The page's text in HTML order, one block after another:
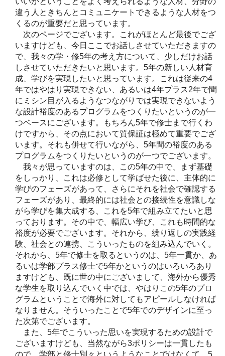
違う人ときちんとコミュニケートできるような人材をつ
くるのが重要だと思っています。
次のページでございます。これがほとんど最後でござ
いますけども、今日ここでお話しさせていただきますの
で、我々の学・修5年の考え方について、少しだけお話
しさせていただきたいと思います。5年の新しい人材育
成、学びを実現したいと思っています。これは従来の4
年ではやはり実現できない、あるいは4年プラス2年で間
にミシン目が入るようなつながりでは実現できないよう
な設計裕度のあるプログラムをつくりたいというのが一
つベースにございます。もちろん5年で修士まで行くわ
けですから、その点において質保証は極めて重要でござ
います。それも併せて行いながら、5年間の裕度のある
プログラムをつくりたいというのが一つでございます。
我々が思っていますのは、この5年の中で、まず基礎
をしっかり、これは必修として学ばせた後に、主体的に
学びのフェーズがあって、さらにそれを社会で確認する
フェーズがあり、最終的には社会との接続性を意識しな
がら学びを集大成する、これを5年で組み立てたいと思
っております。その中で、幅広い学び、これも時間的な
裕度が必要でございます。それから、繰り返しの実践経
験、社会との連携、こういったものを組み込んでいく。
それから、5年で修士を取るというのは、5年一貫か、あ
るいは学部プラス修士で5年かというのはいろいろあり
ますけども、既に世の中にございまして、海外から優秀
な学生を取り込んでいく中では、やはりこの5年のプロ
グラムということで海外に対してもアピールしなければ
なりません。そういったことで5年でのデザインに至っ
た次第でございます。
また、5年でこういった思いを実現するための設計で
ございますけども、当然ながら3ポリシーは一貫したも
ので、学部と修士別々というようなことではなくて、5